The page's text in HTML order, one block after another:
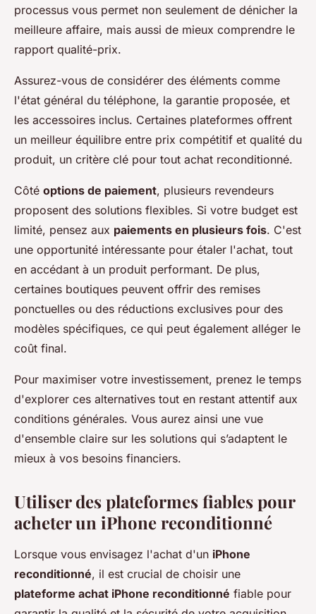
processus vous permet non seulement de dénicher la
meilleure affaire, mais aussi de mieux comprendre le
rapport qualité-prix.
Assurez-vous de considérer des éléments comme
l'état général du téléphone, la garantie proposée, et
les accessoires inclus. Certaines plateformes offrent
un meilleur équilibre entre prix compétitif et qualité du
produit, un critère clé pour tout achat reconditionné.
Côté options de paiement, plusieurs revendeurs
proposent des solutions flexibles. Si votre budget est
limité, pensez aux paiements en plusieurs fois. C'est
une opportunité intéressante pour étaler l'achat, tout
en accédant à un produit performant. De plus,
certaines boutiques peuvent offrir des remises
ponctuelles ou des réductions exclusives pour des
modèles spécifiques, ce qui peut également alléger le
coût final.
Pour maximiser votre investissement, prenez le temps
d'explorer ces alternatives tout en restant attentif aux
conditions générales. Vous aurez ainsi une vue
d'ensemble claire sur les solutions qui s’adaptent le
mieux à vos besoins financiers.
Utiliser des plateformes fiables pour
acheter un iPhone reconditionné
Lorsque vous envisagez l'achat d'un iPhone
reconditionné, il est crucial de choisir une
plateforme achat iPhone reconditionné fiable pour